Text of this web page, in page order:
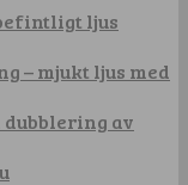
ljus
– mjukt ljus med
dubblering av